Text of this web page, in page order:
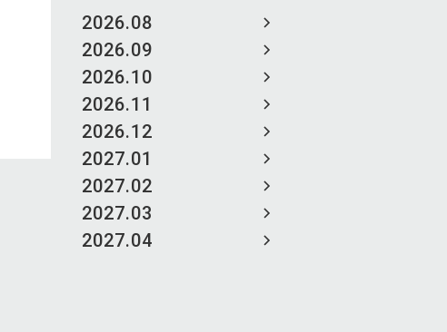
2026.08
2026.09
2026.10
2026.11
2026.12
2027.01
2027.02
2027.03
2027.04